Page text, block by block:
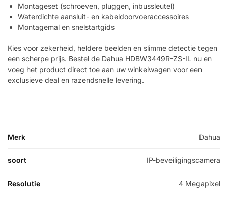
Montageset (schroeven, pluggen, inbussleutel)
Waterdichte aansluit- en kabeldoorvoeraccessoires
Montagemal en snelstartgids
Kies voor zekerheid, heldere beelden en slimme detectie tegen
een scherpe prijs. Bestel de Dahua HDBW3449R-ZS-IL nu en
voeg het product direct toe aan uw winkelwagen voor een
exclusieve deal en razendsnelle levering.
Merk Dahua
soort IP-beveiligingscamera
Resolutie 4 Megapixel